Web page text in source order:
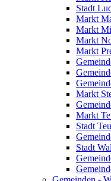
Stadt
Markt
Markt
Markt
Markt
Markt
Markt
Stadt
Stadt